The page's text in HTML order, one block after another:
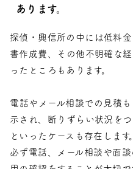
あります。
探偵・興信所の中には低料
書作成費、その他不明確な
ったところもあります。
電話やメール相談での見積
示され、断りずらい状況を
といったケースも存在します。
必ず電話、メール相談や面